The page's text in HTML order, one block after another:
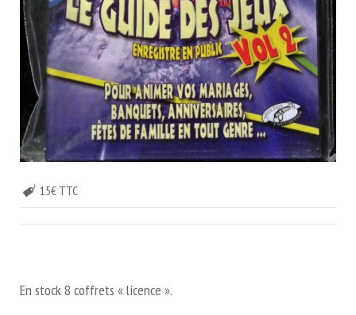
15€ TTC
En stock 8 coffrets « licence ».